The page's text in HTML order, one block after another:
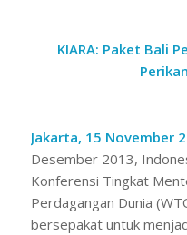
KIARA: Paket Bali
Jakarta, 15 November
Desember 2013,
Konferensi Tingkat
Perdagangan Dunia
bersepakat untuk